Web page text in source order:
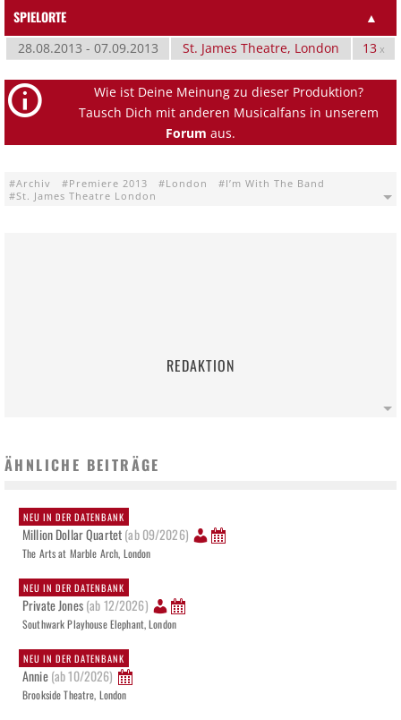
SPIELORTE
▲
28.08.2013 - 07.09.2013 St. James Theatre, London 13 x
Wie ist Deine Meinung zu dieser Produktion?
Tausch Dich mit anderen Musicalfans in unserem
Forum aus.
Archiv Premiere 2013 London
I’m With The Band
St. James Theatre London
REDAKTION
ÄHNLICHE BEITRÄGE
NEU IN DER DATENBANK
Million Dollar Quartet(ab 09/2026)
The Arts at Marble Arch, London
NEU IN DER DATENBANK
Private Jones(ab 12/2026)
Southwark Playhouse Elephant, London
NEU IN DER DATENBANK
Annie(ab 10/2026)
Brookside Theatre, London